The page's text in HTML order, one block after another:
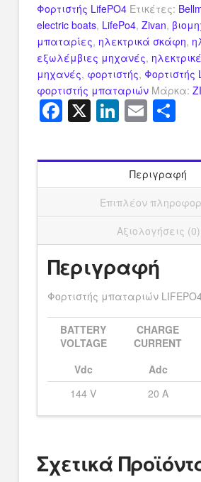
Φορτιστής LifePO4 Ετικέτες:
electric boats, LifePo4, Zivan,
μπαταρίες, ηλεκτρικά σκάφη,
εξωλέμβιες μηχανές,
μηχανές, φορτιστής, Φορτιστής
φορτιστής μπαταριών Μάρκα:
Facebook
X LinkedIn
Email
Περιγραφή
Επιπλέον
Αξιολογήσεις (0)
Περιγραφή
Φορτιστής μπαταριών
BATTERY
VOLTAGE
Vdc
CHARGE
CURRENT
Adc
144 V
20 A
Σχετικά